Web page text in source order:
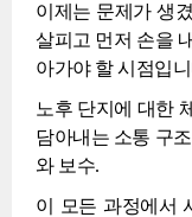
이제는 문제가 생
살피고 먼저 손을
아가야 할 시점입
노후 단지에 대한
담아내는 소통 구
와 보수.
이 모든 과정에서